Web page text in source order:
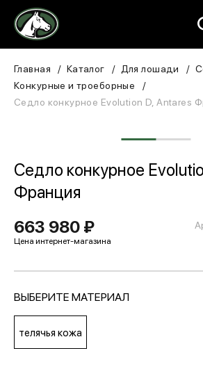
Москва
Для всадника
В конюшню
ЗООТОВАРЫ
Для собаки
МЕДИА
Главная Каталог Для лошади
Конкурные и троеборные
Седло конкурное Evolution D, Antares
Седло конкурное
Франция
663 980 ₽
ВЫБЕРИТЕ МАТЕРИАЛ
телячья кожа